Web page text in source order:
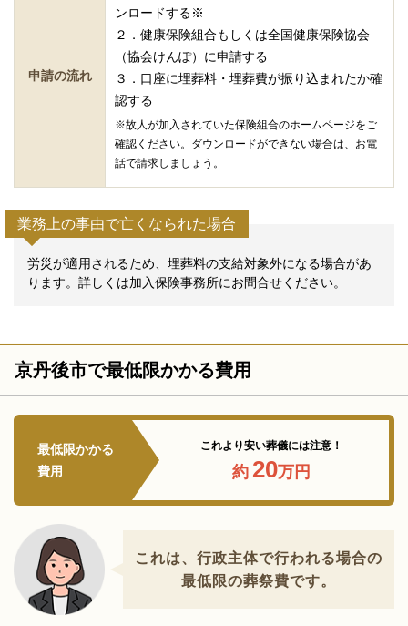
申請の流れ
ンロードする※
２．健康保険組合もしくは全国健康保険協会
（協会けんぽ）に申請する
３．口座に埋葬料・埋葬費が振り込まれたか確
認する
※故人が加入されていた保険組合のホームページをご
確認ください。ダウンロードができない場合は、お電
話で請求しましょう。
業務上の事由で亡くなられた場合
労災が適用されるため、埋葬料の支給対象外になる場合があ
ります。詳しくは加入保険事務所にお問合せください。
京丹後市で最低限かかる費用
最低限かかる
費用
これより安い葬儀には注意！
約 20万円
これは、行政主体で行われる場合の
最低限の葬祭費です。